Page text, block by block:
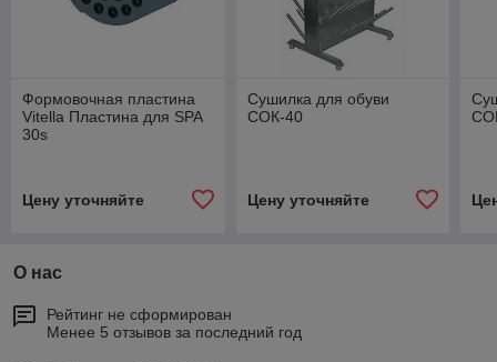
Формовочная пластина
Vitella Пластина для SPA
30s
Цену уточняйте
Сушилка для обуви
СОК-40
Цену уточняйте
О нас
Рейтинг не сформирован
Менее 5 отзывов за последний год